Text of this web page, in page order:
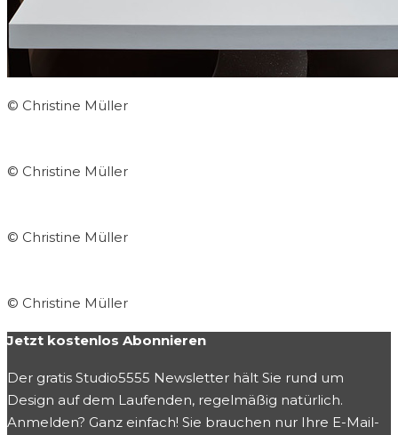
© Christine Müller
© Christine Müller
© Christine Müller
© Christine Müller
Jetzt kostenlos Abonnieren
Der gratis Studio5555 Newsletter hält Sie rund um
Design auf dem Laufenden, regelmäßig natürlich.
Anmelden? Ganz einfach! Sie brauchen nur Ihre E-Mail-